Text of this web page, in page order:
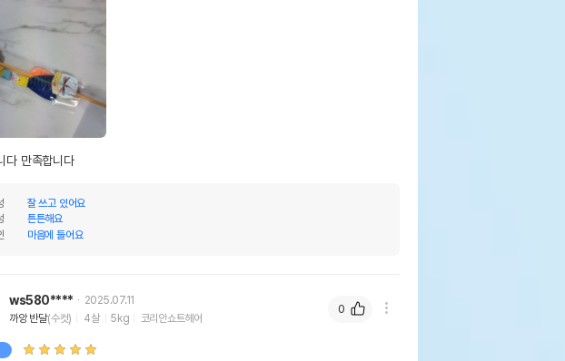
다 만족합니다
잘 쓰고 있어요
튼튼해요
마음에 들어요
ws580****
2025.07.11
까앙 반달(수컷) 4살 5kg 코리안쇼트헤어
0